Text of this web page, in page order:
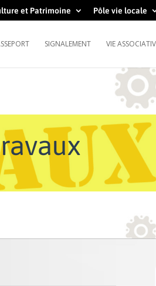
et Patrimoine Pôle vie locale
SIGNALEMENT VIE